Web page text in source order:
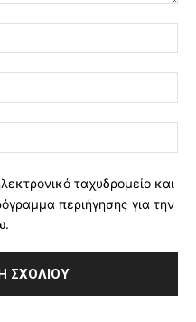
ταχυδρομείο και
περιήγησης για την